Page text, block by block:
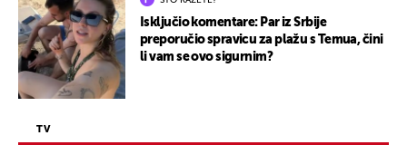
Isključio komentare: Par iz Srbije
preporučio spravicu za plažu s Temua, čini
li vam se ovo sigurnim?
TV